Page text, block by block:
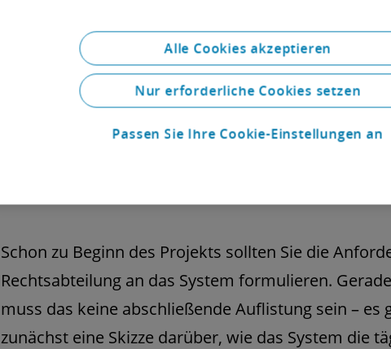
Schon zu Beginn des Projekts sollten Sie die
Rechtsabteilung an das System formulieren.
muss das keine abschließende Auflistung sein – es
zunächst eine Skizze darüber, wie das System die
Alle Cookies akzeptieren
Nur erforderliche Cookies setzen
Passen Sie Ihre Cookie-Einstellungen an